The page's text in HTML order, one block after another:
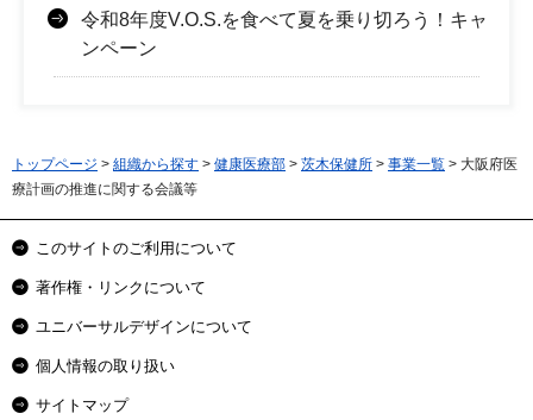
令和8年度V.O.S.を食べて夏を乗り切ろう！キャ
ンペーン
トップページ > 組織から探す > 健康医療部 > 茨木保健所 > 事業一覧 > 大阪府医
療計画の推進に関する会議等
このサイトのご利用について
著作権・リンクについて
ユニバーサルデザインについて
個人情報の取り扱い
サイトマップ